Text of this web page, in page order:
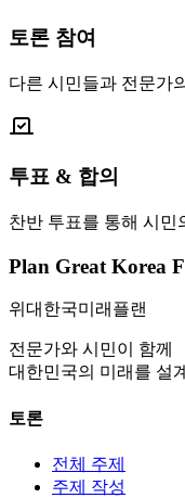
토론 참여
다른 시민들과 전문가
투표 & 합의
찬반 투표를 통해 시민
Plan Great Korea
위대한국미래플랜
전문가와 시민이 함께
대한민국의 미래를 설
토론
전체 주제
주제 작성